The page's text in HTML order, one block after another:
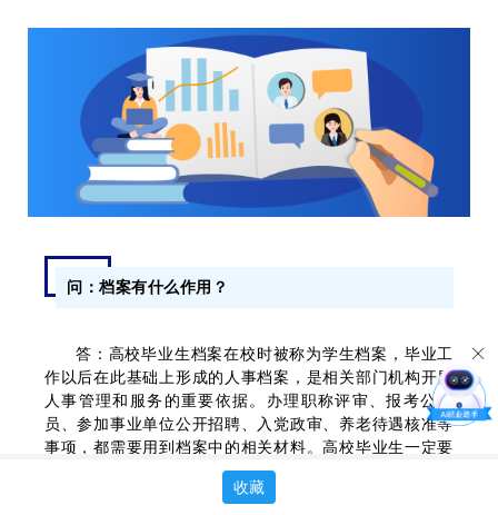
问：档案有什么作用？
答：高校毕业生档案在校时被称为学生档案，毕业工
作以后在此基础上形成的人事档案，是相关部门机构开展
人事管理和服务的重要依据。办理职称评审、报考公务
员、参加事业单位公开招聘、入党政审、养老待遇核准等
事项，都需要用到档案中的相关材料。高校毕业生一定要
重视，并按照有关规定做好档案转递。
收藏